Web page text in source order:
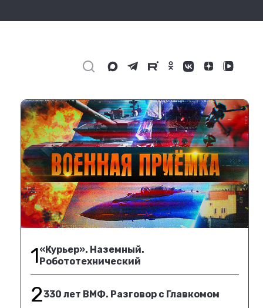
1«Курьер». Наземный.
Робототехнический
2330 лет ВМФ. Разговор с Главкомом